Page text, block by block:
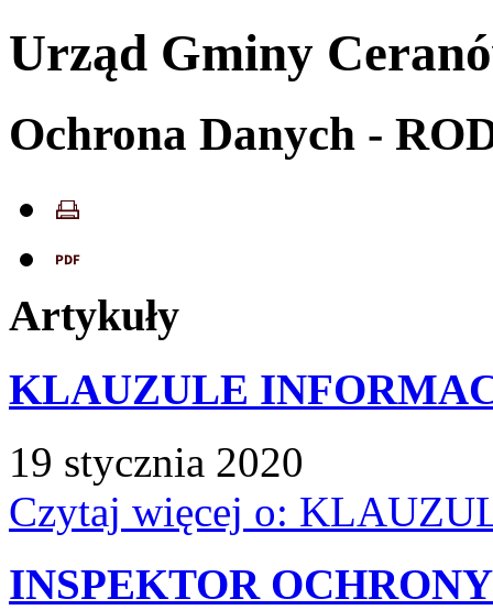
Urząd Gminy
Ochrona Danych -
Artykuły
KLAUZULE
19 stycznia 2020
Czytaj więcej o:
INSPEKTOR